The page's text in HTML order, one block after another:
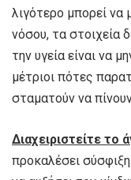
λιγότερο μπορεί να
νόσου, τα στοιχεία
την υγεία είναι να
μέτριοι πότες
σταματούν να
Διαχειριστείτε το
προκαλέσει